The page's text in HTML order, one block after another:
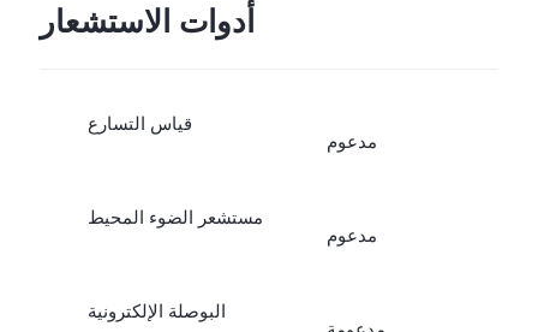
أدوات الاستشعار
قياس التسارع
مدعوم
مستشعر الضوء المحيط
مدعوم
البوصلة الإلكترونية